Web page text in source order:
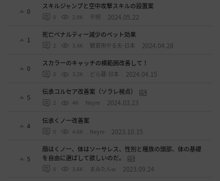
0
スキルジャンプと空中攻撃スキルの設置案
0 2.9K 不明 2024.05.22
1
死亡ペナルティー減少のペット効果
2 3.4K 観賞用やる夫-日本 2024.04.28
0
スカラーのキャッチの横範囲改善して！
0 3.2K どら蔵-日本 2024.04.15
5
伝承コルセア改善案（ソラレ視点）
2 4K Neyre 2024.03.23
4
伝承くノ一改善案
0 4.6K Neyre 2023.10.15
5
顔はくノ一、体はソーサレス、性別と種族の頭部、体の基礎
を自由に選ばして欲しいのだ。
0 3.6K まみたんw 2023.09.24